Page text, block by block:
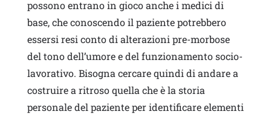
possono entrano in gioco anche i medici di
base, che conoscendo il paziente potrebbero
essersi resi conto di alterazioni pre-morbose
del tono dell’umore e del funzionamento socio-
lavorativo. Bisogna cercare quindi di andare a
costruire a ritroso quella che è la storia
personale del paziente per identificare elementi